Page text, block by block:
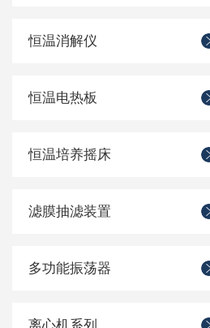
恒温消解仪
恒温电热板
恒温培养摇床
滤膜抽滤装置
多功能振荡器